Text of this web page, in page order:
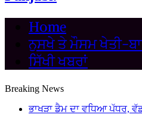
Home
ਨੁਸਖੇ ਤੇ ਮੌਸਮ ਖੇਤੀ-
ਸਿੱਖੀ ਖਬਰਾਂ
Breaking News
ਭਾਖੜਾ ਡੈਮ ਦਾ ਵਧਿਆ ਪੱਧਰ,